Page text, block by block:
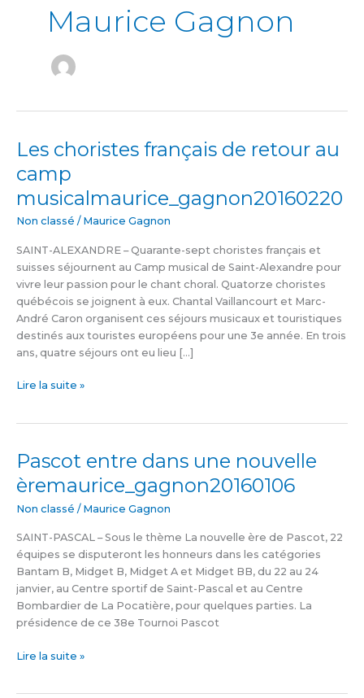
Maurice Gagnon
Les choristes français de retour au
camp
musicalmaurice_gagnon20160220
Non classé / Maurice Gagnon
SAINT-ALEXANDRE – Quarante-sept choristes français et
suisses séjournent au Camp musical de Saint-Alexandre pour
vivre leur passion pour le chant choral. Quatorze choristes
québécois se joignent à eux. Chantal Vaillancourt et Marc-
André Caron organisent ces séjours musicaux et touristiques
destinés aux touristes européens pour une 3e année. En trois
ans, quatre séjours ont eu lieu […]
Les
français
de
camp
musicalmaurice_gagnon20160220
Lire la suite »
Pascot entre dans une nouvelle
èremaurice_gagnon20160106
Non classé / Maurice Gagnon
SAINT-PASCAL – Sous le thème La nouvelle ère de Pascot, 22
équipes se disputeront les honneurs dans les catégories
Bantam B, Midget B, Midget A et Midget BB, du 22 au 24
janvier, au Centre sportif de Saint-Pascal et au Centre
Bombardier de La Pocatière, pour quelques parties. La
présidence de ce 38e Tournoi Pascot
Pascot
dans
une
èremaurice_gagnon20160106
Lire la suite »